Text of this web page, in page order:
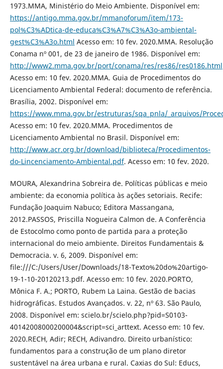
1973.MMA, Ministério do Meio Ambiente. Disponível em:
https://antigo.mma.gov.br/mmanoforum/item/173-
pol%C3%ADtica-de-educa%C3%A7%C3%A3o-ambiental-
gest%C3%A3o.html Acesso em: 10 fev. 2020.MMA. Resolução
Conama nº 001, de 23 de janeiro de 1986. Disponível em:
http://www2.mma.gov.br/port/conama/res/res86/res0186.html
Acesso em: 10 fev. 2020.MMA. Guia de Procedimentos do
Licenciamento Ambiental Federal: documento de referência.
Brasília, 2002. Disponível em:
https://www.mma.gov.br/estruturas/sqa_pnla/_arquivos/
Acesso em: 10 fev. 2020.MMA. Procedimentos de
Licenciamento Ambiental no Brasil. Disponível em:
http://www.acr.org.br/download/biblioteca/Procedimentos-
do-Lincenciamento-Ambiental.pdf. Acesso em: 10 fev. 2020.
MOURA, Alexandrina Sobreira de. Políticas públicas e meio
ambiente: da economia política às ações setoriais. Recife:
Fundação Joaquim Nabuco; Editora Massangana,
2012.PASSOS, Priscilla Nogueira Calmon de. A Conferência
de Estocolmo como ponto de partida para a proteção
internacional do meio ambiente. Direitos Fundamentais &
Democracia. v. 6, 2009. Disponível em:
file:///C:/Users/User/Downloads/18-Texto%20do%20artigo-
19-1-10-20120213.pdf. Acesso em: 10 fev. 2020.PORTO,
Mônica F. A.; PORTO, Rubem La Laina. Gestão de bacias
hidrográficas. Estudos Avançados. v. 22, nº 63. São Paulo,
2008. Disponível em: scielo.br/scielo.php?pid=S0103-
40142008000200004&script=sci_arttext. Acesso em: 10 fev.
2020.RECH, Adir; RECH, Adivandro. Direito urbanístico:
fundamentos para a construção de um plano diretor
sustentável na área urbana e rural. Caxias do Sul: Educs,